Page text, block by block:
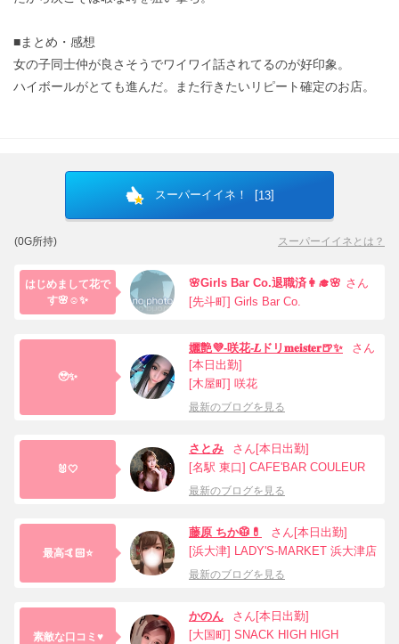
■まとめ・感想
女の子同士仲が良さそうでワイワイ話されてるのが好印象。
ハイボールがとても進んだ。また行きたいリピート確定のお店。
スーパーイイネ！ [13]
(0G所持) スーパーイイネとは？
はじめまして花で
す🌸☺️✨
🌸Girls Bar Co.退職済👩‍🎓🌸 さん
[先斗町] Girls Bar Co.
🥹✨
孋艶💜-咲花-𝑳ドリ𝐦𝐞𝐢𝐬𝐭𝐞𝐫🍺✨
さん
[本日出勤]
[木屋町] 咲花
最新のブログを見る
🐰🤍
さとみ
さん[本日出勤]
[名駅 東口] CAFE'BAR COULEUR
最新のブログを見る
最高🤙🏻⭐️
藤原 ちか🥼💊
さん[本日出勤]
[浜大津] LADY'S-MARKET 浜大津店
最新のブログを見る
素敵な口コミ♥
かのん
さん[本日出勤]
[大国町] SNACK HIGH HIGH